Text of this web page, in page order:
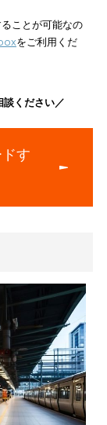
という点もありま
査を受けなければ
して再審査を受け
ともあります。そ
際は、審査に通過
が重要です。